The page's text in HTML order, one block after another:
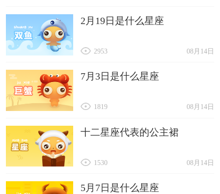
2月19日是什么星座
08月14日
2953
7月3日是什么星座
08月14日
1819
十二星座代表的公主裙
08月14日
1530
5月7日是什么星座